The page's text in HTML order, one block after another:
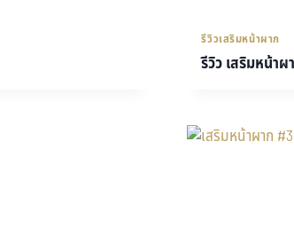
รีวิวเสริมหน้าผาก
รีวิว เสริมหน้า